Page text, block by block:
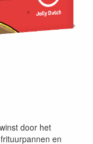
door het
en